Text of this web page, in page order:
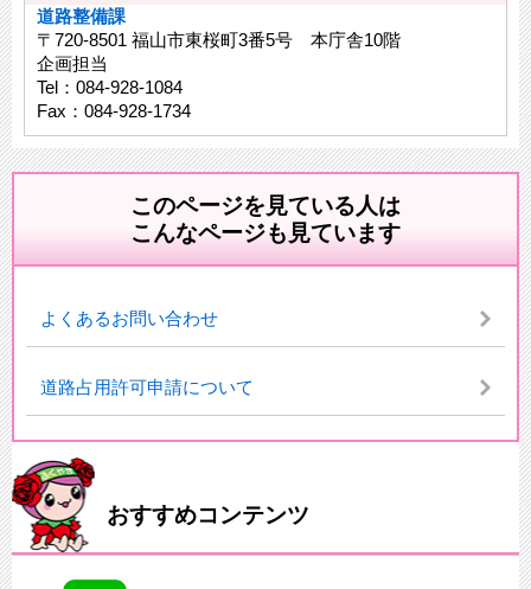
道路整備課
〒720-8501 福山市東桜町3番5号 本庁舎10階
企画担当
Tel：084-928-1084
Fax：084-928-1734
このページを見ている人は
こんなページも見ています
よくあるお問い合わせ
道路占用許可申請について
おすすめコンテンツ